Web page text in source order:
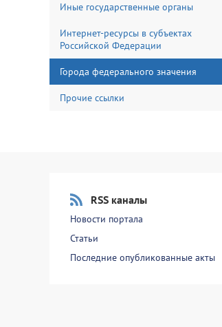
Иные государственные органы
Интернет-ресурсы в субъектах
Российской Федерации
Города федерального значения
Прочие ссылки
RSS каналы
Новости портала
Статьи
Последние опубликованные акты